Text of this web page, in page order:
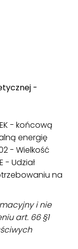
-
- końcową
energię
- Wielkość
- Udział
na
i nie
art. 66 §1